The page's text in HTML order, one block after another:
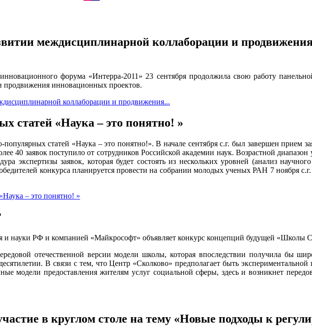
междисциплинарной коллаборации и
форума «Интерра-2011» 23 сентября продолжила свою работу
инновационных проектов.
коллаборации и продвижения...
«Наука – это понятно! »
статей «Наука – это понятно!». В начале сентября с.г. был завершен прием
40 заявок поступило от сотрудников Российской академии наук. Возрастной
экспертизы заявок, которая будет состоять из нескольких уровней (анализ
конкурса планируется провести на собрании молодых ученых РАН 7 ноября
– это понятно! »
и науки РФ и компанией «Майкрософт» объявляет конкурс концепций будущей «Школы
отечественной версии модели школы, которая впоследствии получила бы
В связи с тем, что Центр «Сколково» предполагает быть
модели предоставления жителям услуг социальной сферы, здесь и возникнет
в круглом столе на тему «Новые подходы к